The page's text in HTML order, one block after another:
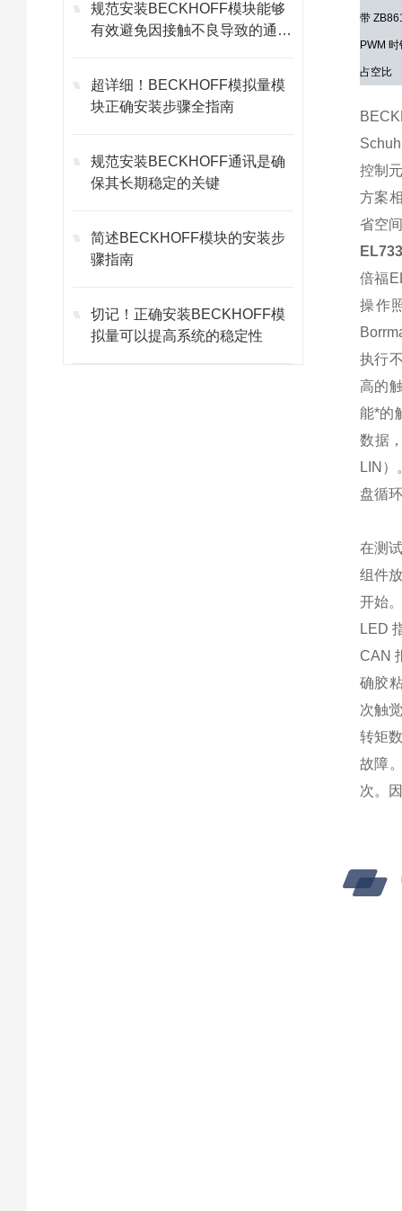
规范安装BECKHOFF模块能够
有效避免因接触不良导致的通讯
超详细！BECKHOFF模拟量模
块正确安装步骤全指南
规范安装BECKHOFF通讯是确
保其长期稳定的关键
简述BECKHOFF模块的安装步
骤指南
切记！正确安装BECKHOFF模
拟量可以提高系统的稳定性
带
PWM
占空比
控制
方案
省空
倍福
操作
执行
高的
能*的
数据
LIN
盘循
在测
组件
开始
LED
CAN
确胶
次触
转矩
故障
次。